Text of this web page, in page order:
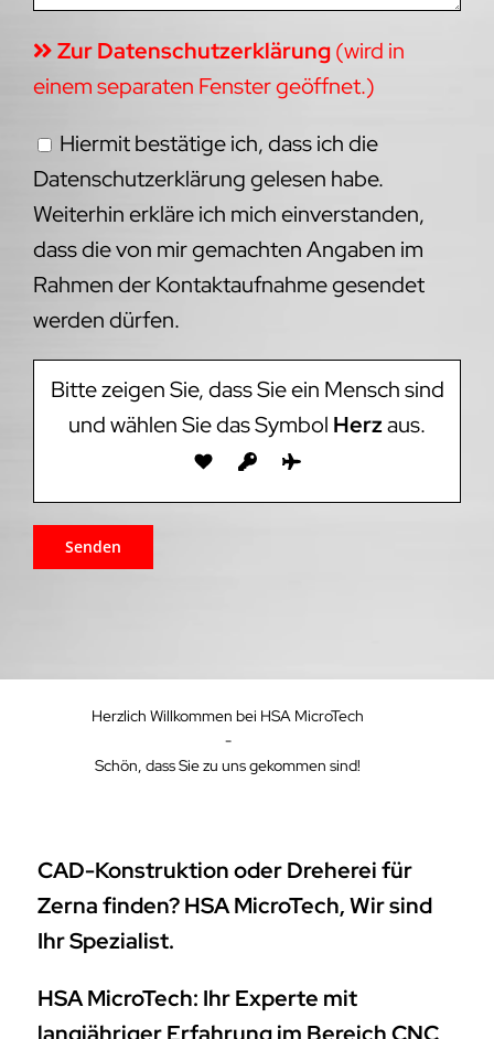
Zur Datenschutzerklärung(wird in
einem separaten Fenster geöffnet.)
Hiermit bestätige ich, dass ich die
Datenschutzerklärung gelesen habe.
Weiterhin erkläre ich mich einverstanden,
dass die von mir gemachten Angaben im
Rahmen der Kontaktaufnahme gesendet
werden dürfen.
Bitte zeigen Sie, dass Sie ein Mensch sind
und wählen Sie das Symbol Herzaus.
Herzlich Willkommen bei HSA MicroTech
-
Schön, dass Sie zu uns gekommen sind!
CAD-Konstruktion oder Dreherei für
Zerna finden? HSA MicroTech, Wir sind
Ihr Spezialist.
HSA MicroTech: Ihr Experte mit